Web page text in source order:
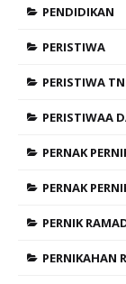
PENDIDIKAN
PERISTIWA
PERISTIWA
PERISTIWAA
PERNAK
PERNAK
PERNIK
PERNIKAHAN